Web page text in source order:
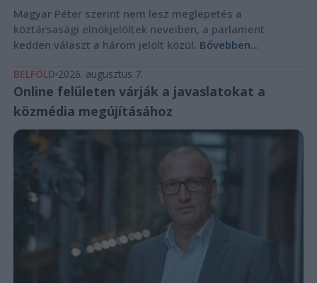
Magyar Péter szerint nem lesz meglepetés a
köztársasági elnökjelöltek neveiben, a parlament
kedden választ a három jelölt közül. Bővebben...
BELFÖLD 2026. augusztus 7.
Online felületen várják a javaslatokat a
közmédia megújításához